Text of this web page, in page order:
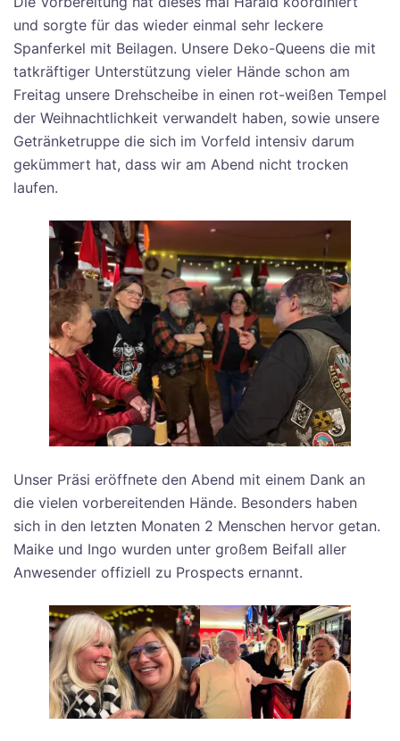
und sorgte für das wieder einmal sehr leckere
Spanferkel mit Beilagen. Unsere Deko-Queens die mit
tatkräftiger Unterstützung vieler Hände schon am
Freitag unsere Drehscheibe in einen rot-weißen Tempel
der Weihnachtlichkeit verwandelt haben, sowie unsere
Getränketruppe die sich im Vorfeld intensiv darum
gekümmert hat, dass wir am Abend nicht trocken
laufen.
Unser Präsi eröffnete den Abend mit einem Dank an
die vielen vorbereitenden Hände. Besonders haben
sich in den letzten Monaten 2 Menschen hervor getan.
Maike und Ingo wurden unter großem Beifall aller
Anwesender offiziell zu Prospects ernannt.